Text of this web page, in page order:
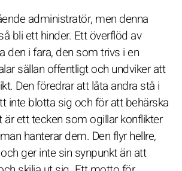
administratör, men denna
bli ett hinder. Ett överflöd av
den i fara, den som trivs i en
sällan offentligt och undviker att
Den föredrar att låta andra stå i
inte blotta sig och för att behärska
är ett tecken som ogillar konflikter
hanterar dem. Den flyr hellre,
ger inte sin synpunkt än att